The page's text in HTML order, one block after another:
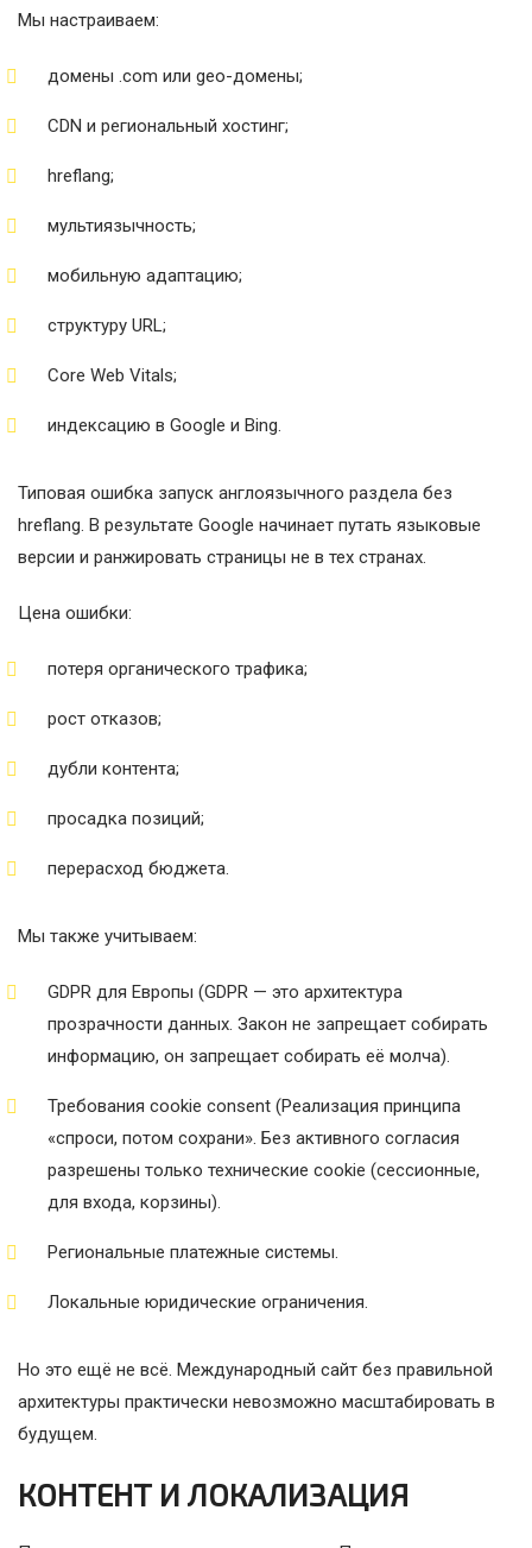
Мы настраиваем:
домены .com или geo-домены;
CDN и региональный хостинг;
hreflang;
мультиязычность;
мобильную адаптацию;
структуру URL;
Core Web Vitals;
индексацию в Google и Bing.
Типовая ошибка запуск англоязычного раздела без
hreflang. В результате Google начинает путать языковые
версии и ранжировать страницы не в тех странах.
Цена ошибки:
потеря органического трафика;
рост отказов;
дубли контента;
просадка позиций;
перерасход бюджета.
Мы также учитываем:
GDPR для Европы (GDPR — это архитектура
прозрачности данных. Закон не запрещает собирать
информацию, он запрещает собирать её молча).
Требования cookie consent (Реализация принципа
«спроси, потом сохрани». Без активного согласия
разрешены только технические cookie (сессионные,
для входа, корзины).
Региональные платежные системы.
Локальные юридические ограничения.
Но это ещё не всё. Международный сайт без правильной
архитектуры практически невозможно масштабировать в
будущем.
КОНТЕНТ И ЛОКАЛИЗАЦИЯ